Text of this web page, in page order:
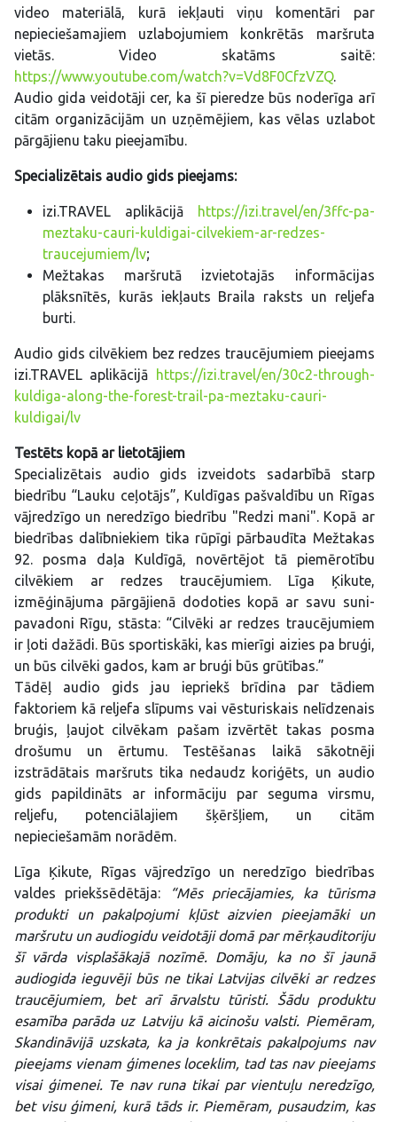
video materiālā, kurā iekļauti viņu komentāri par
nepieciešamajiem uzlabojumiem konkrētās maršruta
vietās. Video skatāms saitē:
https://www.youtube.com/watch?v=Vd8F0CfzVZQ.
Audio gida veidotāji cer, ka šī pieredze būs noderīga arī
citām organizācijām un uzņēmējiem, kas vēlas uzlabot
pārgājienu taku pieejamību.
Specializētais audio gids pieejams:
izi.TRAVEL aplikācijā
https://izi.travel/en/3ffc-pa-
meztaku-cauri-kuldigai-cilvekiem-ar-redzes-
traucejumiem/lv;
Mežtakas maršrutā izvietotajās informācijas
plāksnītēs, kurās iekļauts Braila raksts un reljefa
burti.
Audio gids cilvēkiem bez redzes traucējumiem pieejams
izi.TRAVEL aplikācijā
https://izi.travel/en/30c2-through-
kuldiga-along-the-forest-trail-pa-meztaku-cauri-
kuldigai/lv
Testēts kopā ar lietotājiem
Specializētais audio gids izveidots sadarbībā starp
biedrību “Lauku ceļotājs”, Kuldīgas pašvaldību un Rīgas
vājredzīgo un neredzīgo biedrību "Redzi mani". Kopā ar
biedrības dalībniekiem tika rūpīgi pārbaudīta Mežtakas
92. posma daļa Kuldīgā, novērtējot tā piemērotību
cilvēkiem ar redzes traucējumiem. Līga Ķikute,
izmēģinājuma pārgājienā dodoties kopā ar savu suni-
pavadoni Rīgu, stāsta: “Cilvēki ar redzes traucējumiem
ir ļoti dažādi. Būs sportiskāki, kas mierīgi aizies pa bruģi,
un būs cilvēki gados, kam ar bruģi būs grūtības.”
Tādēļ audio gids jau iepriekš brīdina par tādiem
faktoriem kā reljefa slīpums vai vēsturiskais nelīdzenais
bruģis, ļaujot cilvēkam pašam izvērtēt takas posma
drošumu un ērtumu. Testēšanas laikā sākotnēji
izstrādātais maršruts tika nedaudz koriģēts, un audio
gids papildināts ar informāciju par seguma virsmu,
reljefu, potenciālajiem šķēršļiem, un citām
nepieciešamām norādēm.
Līga Ķikute, Rīgas vājredzīgo un neredzīgo biedrības
valdes priekšsēdētāja:
“Mēs priecājamies, ka tūrisma
produkti un pakalpojumi kļūst aizvien pieejamāki un
maršrutu un audiogidu veidotāji domā par mērķauditoriju
šī vārda visplašākajā nozīmē. Domāju, ka no šī jaunā
audiogida ieguvēji būs ne tikai Latvijas cilvēki ar redzes
traucējumiem, bet arī ārvalstu tūristi. Šādu produktu
esamība parāda uz Latviju kā aicinošu valsti. Piemēram,
Skandināvijā uzskata, ka ja konkrētais pakalpojums nav
pieejams vienam ģimenes loceklim, tad tas nav pieejams
visai ģimenei. Te nav runa tikai par vientuļu neredzīgo,
bet visu ģimeni, kurā tāds ir. Piemēram, pusaudzim, kas